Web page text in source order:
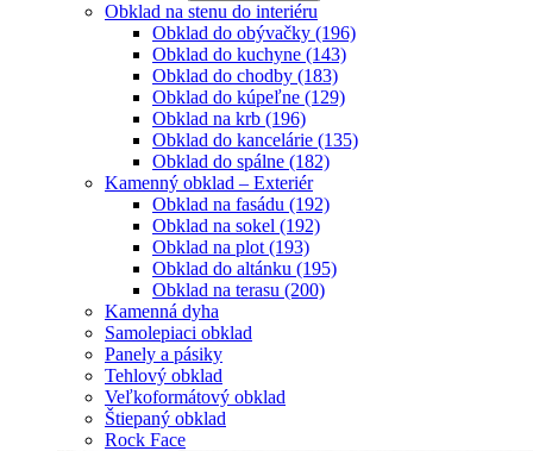
Obklad na stenu do interiéru
Obklad do obývačky (196)
Obklad do kuchyne (143)
Obklad do chodby (183)
Obklad do kúpeľne (129)
Obklad na krb (196)
Obklad do kancelárie (135)
Obklad do spálne (182)
Kamenný obklad – Exteriér
Obklad na fasádu (192)
Obklad na sokel (192)
Obklad na plot (193)
Obklad do altánku (195)
Obklad na terasu (200)
Kamenná dyha
Samolepiaci obklad
Panely a pásiky
Tehlový obklad
Veľkoformátový obklad
Štiepaný obklad
Rock Face